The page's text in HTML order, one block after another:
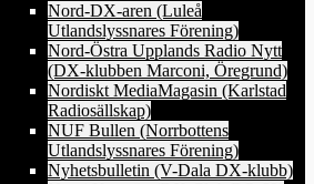
Nord-DX-aren (Luleå
Utlandslyssnares Förening)
Nord-Östra Upplands Radio Nytt
(DX-klubben Marconi, Öregrund)
Nordiskt MediaMagasin (Karlstad
Radiosällskap)
NUF Bullen (Norrbottens
Utlandslyssnares Förening)
Nyhetsbulletin (V-Dala DX-klubb)